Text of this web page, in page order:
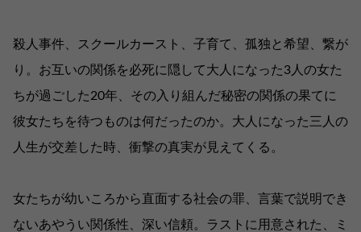
殺人事件、スクールカースト、子育て、孤独と希望、繋が
り。お互いの関係を必死に隠して大人になった3人の女た
ちが過ごした20年、その入り組んだ秘密の関係の果てに
彼女たちを待つものは何だったのか。大人になった三人の
人生が交差した時、衝撃の真実が見えてくる。
女たちが幼いころから直面する社会の罪、言葉で説明でき
ないあやうい関係性、深い信頼。ラストに用意された、ミ